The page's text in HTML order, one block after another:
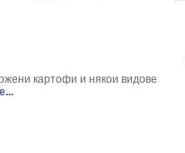
картофи и някои видове